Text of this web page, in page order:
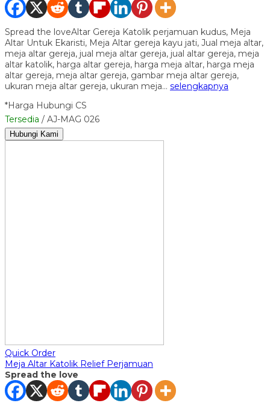
Spread the loveAltar Gereja Katolik perjamuan kudus, Meja
Altar Untuk Ekaristi, Meja Altar gereja kayu jati, Jual meja altar,
meja altar gereja, jual meja altar gereja, jual altar gereja, meja
altar katolik, harga altar gereja, harga meja altar, harga meja
altar gereja, meja altar gereja, gambar meja altar gereja,
ukuran meja altar gereja, ukuran meja… selengkapnya
*Harga Hubungi CS
Tersedia / AJ-MAG 026
Hubungi Kami
Quick Order
Meja Altar Katolik Relief Perjamuan
Spread the love